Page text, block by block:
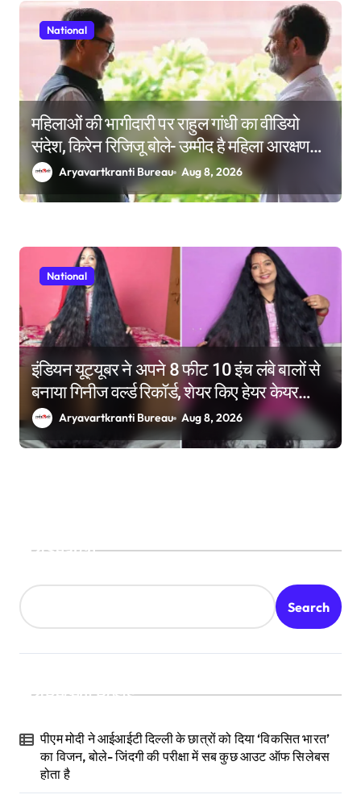
National
महिलाओं की भागीदारी पर राहुल गांधी का वीडियो
संदेश, किरेन रिजिजू बोले- उम्मीद है महिला आरक्षण
बिल का बिना शर्त करेंगे समर्थन
Aryavartkranti Bureau Aug 8, 2026
National
इंडियन यूट्यूबर ने अपने 8 फीट 10 इंच लंबे बालों से
बनाया गिनीज वर्ल्ड रिकॉर्ड, शेयर किए हेयर केयर
टिप्सAryavartkranti Bureau Aug 8, 2026
Search
Search
Recent Posts
पीएम मोदी ने आईआईटी दिल्ली के छात्रों को दिया ‘विकसित भारत’
का विजन, बोले- जिंदगी की परीक्षा में सब कुछ आउट ऑफ सिलेबस
होता है